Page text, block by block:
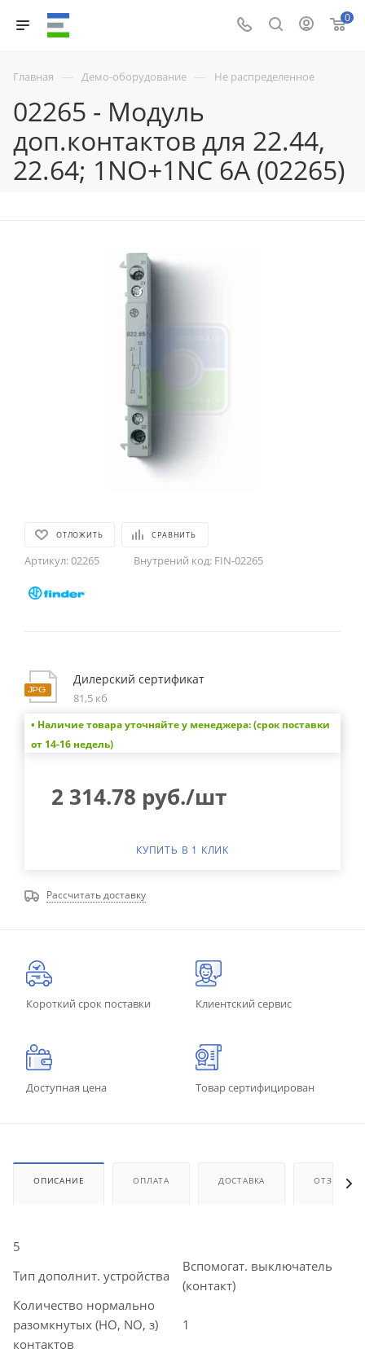
0
Главная — Демо-оборудование — Не распределенное
02265 - Модуль
доп.контактов для 22.44,
22.64; 1NO+1NC 6А (02265)
ОТЛОЖИТЬ СРАВНИТЬ
Артикул:02265 Внутрений код: FIN-02265
Дилерский сертификат
81,5 кб
• Наличие товара уточняйте у менеджера: (срок поставки
от 14-16 недель)
2 314.78 руб./шт
КУПИТЬ В 1 КЛИК
Рассчитать доставку
Короткий срок поставки Клиентский сервис
Доступная цена Товар сертифицирован
ОПИСАНИЕ ОПЛАТА ДОСТАВКА ОТЗЫВЫ
5
Тип дополнит. устройства
Вспомогат. выключатель
(контакт)
Количество нормально
разомкнутых (НО, NO, з)
контактов
1